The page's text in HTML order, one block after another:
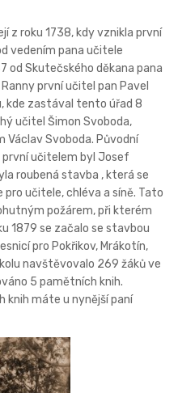
z roku 1738, kdy vznikla první
vedením pana učitele
od Skutečského děkana pana
první učitel pan Pavel
kde zastával tento úřad 8
učitel Šimon Svoboda,
Václav Svoboda. Původní
první učitelem byl Josef
roubená stavba , která se
pro učitele, chléva a síně. Tato
požárem, při kterém
1879 se začalo se stavbou
pro Pokřikov, Mrákotín,
navštěvovalo 269 žáků ve
5 pamětních knih.
knih máte u nynější paní